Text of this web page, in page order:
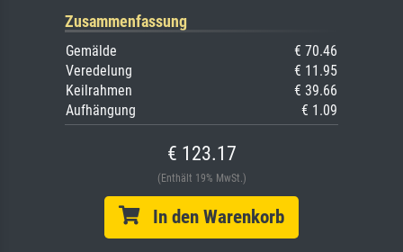
Zusammenfassung
Gemälde
€ 70.46
Veredelung
€ 11.95
Keilrahmen
€ 39.66
Aufhängung
€ 1.09
€ 123.17
(Enthält 19% MwSt.)
In den Warenkorb